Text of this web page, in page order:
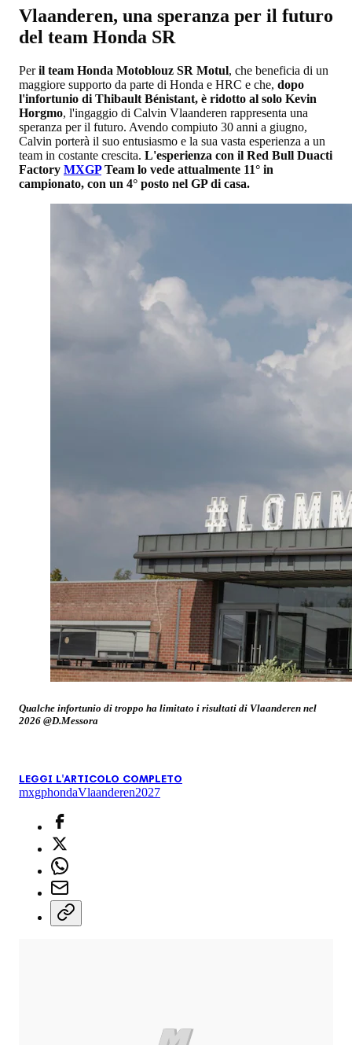
Vlaanderen, una speranza per il futuro
del team Honda SR
Peril team Honda Motoblouz SR Motul, che beneficia di un
maggiore supporto da parte di Honda e HRC e che, dopo
l'infortunio di Thibault Bénistant, è ridotto al solo Kevin
Horgmo, l'ingaggio di Calvin Vlaanderen rappresenta una
speranza per il futuro. Avendo compiuto 30 anni a giugno,
Calvin porterà il suo entusiasmo e la sua vasta esperienza a un
team in costante crescita. L'esperienza con il Red Bull Duacti
Factory MXGPTeam lo vede attualmente 11° in
campionato, con un 4° posto nel GP di casa.
Qualche infortunio di troppo ha limitato i risultati di Vlaanderen nel
2026 @D.Messora
LEGGI L'ARTICOLO COMPLETO
mxgphondaVlaanderen2027